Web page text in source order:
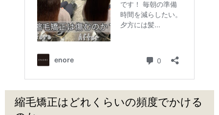
縮毛矯正はどれくらいの頻度でかける